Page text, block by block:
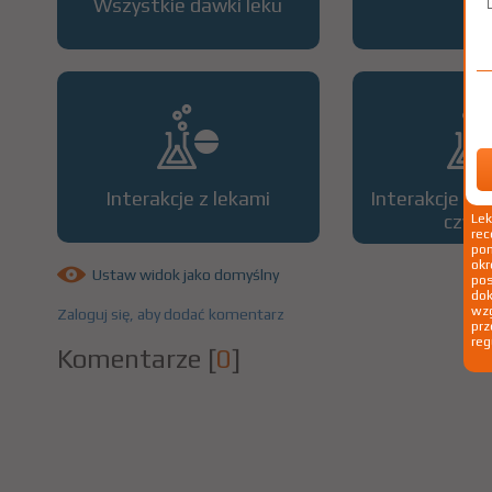
Wszystkie dawki leku
Interakcje z lekami
Interakcje z
Ustaw widok jako domyślny
Zaloguj się, aby dodać komentarz
Komentarze [0]